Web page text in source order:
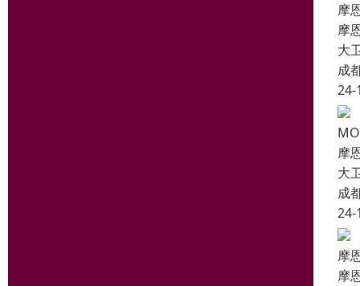
摩
摩
大
成
24-
摩
大
成
24-
摩
摩